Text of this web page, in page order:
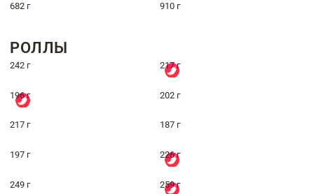
682 г 910 г
РОЛЛЫ
242 г 217 г
196 г 202 г
217 г 187 г
197 г 226 г
249 г 259 г